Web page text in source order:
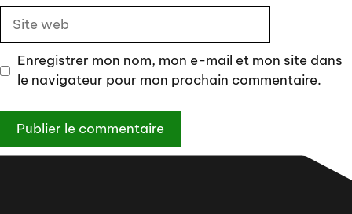
Site
web
Enregistrer mon nom, mon e-mail et mon site dans
le navigateur pour mon prochain commentaire.